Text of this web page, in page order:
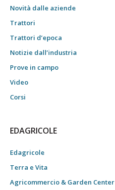
Novità dalle aziende
Trattori
Trattori d’epoca
Notizie dall’industria
Prove in campo
Video
Corsi
EDAGRICOLE
Edagricole
Terra e Vita
Agricommercio & Garden Center